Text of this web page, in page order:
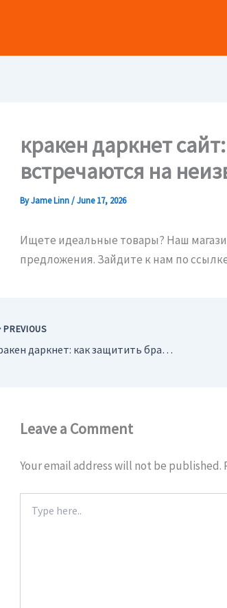
кракен даркнет
встречаются на
ByJame Linn/June 17, 2026
Ищете идеальные товары? Наш
предложения. Зайдите к нам по
PREVIOUS
кракен даркнет: как защитить браузер и устройство
Leave a Comment
Your email address will not be published.
here..